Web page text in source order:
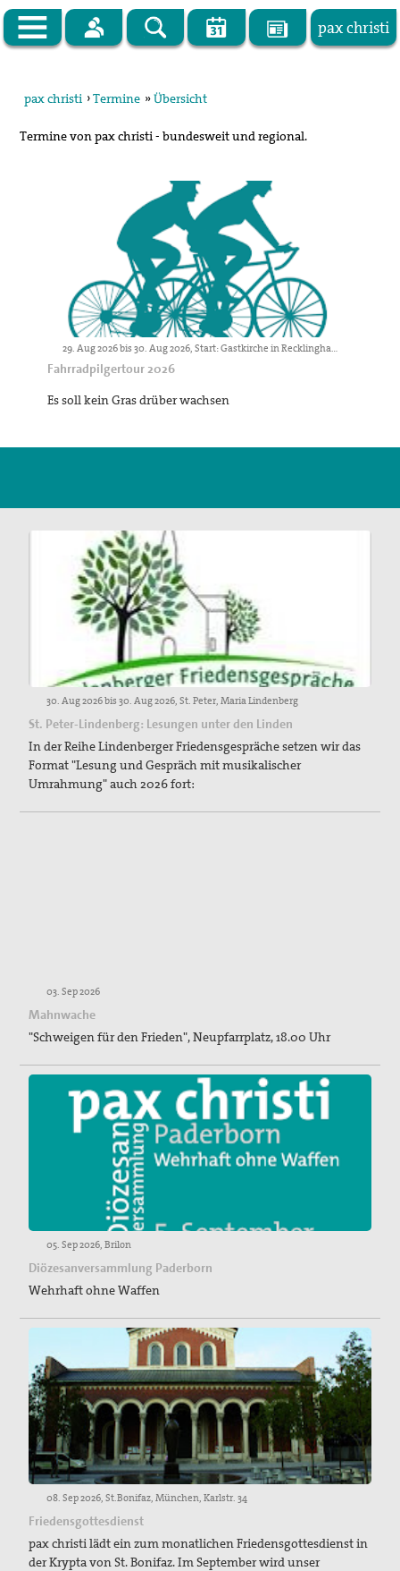
pax christi
Facebook
Kontakt
Impressum
pax christi ›Termine »Übersicht
Termine von pax christi - bundesweit und regional.
29. Aug 2026 bis 30. Aug 2026, Start: Gastkirche in Recklinghausen, Heilige Geist-Straße 7
Fahrradpilgertour 2026
Es soll kein Gras drüber wachsen
30. Aug 2026 bis 30. Aug 2026, St. Peter, Maria Lindenberg
St. Peter-Lindenberg: Lesungen unter den Linden
In der Reihe Lindenberger Friedensgespräche setzen wir das
Format "Lesung und Gespräch mit musikalischer
Umrahmung" auch 2026 fort:
03. Sep 2026
Mahnwache
"Schweigen für den Frieden", Neupfarrplatz, 18.00 Uhr
05. Sep 2026, Brilon
Diözesanversammlung Paderborn
Wehrhaft ohne Waffen
08. Sep 2026, St.Bonifaz, München, Karlstr. 34
Friedensgottesdienst
pax christi lädt ein zum monatlichen Friedensgottesdienst in
der Krypta von St. Bonifaz. Im September wird unser